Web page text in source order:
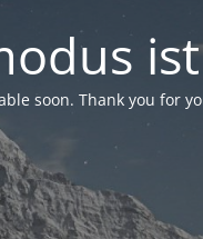
soon. Thank you for